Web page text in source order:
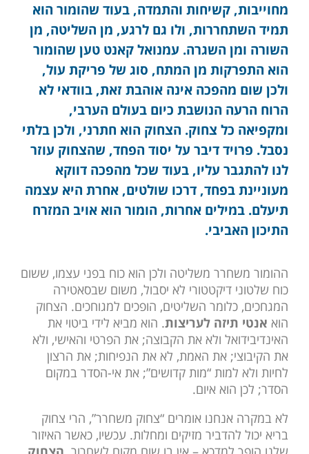
מחוייבות, קשיחות והתמדה, בעוד שהומור הוא
תמיד השתחררות, ולו גם לרגע, מן השליטה, מן
השורה ומן השגרה. עמנואל קאנט טען שהומור
הוא התפרקות מן המתח, סוג של פריקת עול,
ולכן שום מהפכה אינה אוהבת זאת, בוודאי לא
הרוח הרעה הנושבת כיום בעולם הערבי,
ומקפיאה כל צחוק. הצחוק הוא חתרני, ולכן בלתי
נסבל. פרויד דיבר על יסוד הפחד, שהצחוק עוזר
לנו להתגבר עליו, בעוד שכל מהפכה דווקא
מעוניינת בפחד, דרכו שולטים, אחרת היא עצמה
תיעלם. במילים אחרות, הומור הוא אויב המזרח
התיכון האביבי.
ההומור משחרר משליטה ולכן הוא כוח בפני עצמו, ששום
כוח שלטוני דיקטטורי לא יסבול, משום שבסאטירה
המגחכים, כלומר השליטים, הופכים למגוחכים. הצחוק
הוא אנטי תיזה לעריצות. הוא מביא לידי ביטוי את
האינדיבידואל ולא את הקבוצה; את הפרטי והאישי, ולא
את הקיבוצי; את האמת, לא את הנפיחות; את הרצון
לחיות ולא למות “מות קדושים”; את אי-הסדר במקום
הסדר; לכן הוא איום.
לא במקרה אנחנו אומרים “צחוק משחרר”, הרי צחוק
בריא יכול להדביר מזיקים ומחלות. עכשיו, כאשר האיזור